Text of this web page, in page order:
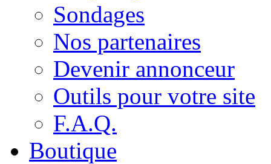
Sondages
Nos partenaires
Devenir annonceur
Outils pour votre site
F.A.Q.
Boutique